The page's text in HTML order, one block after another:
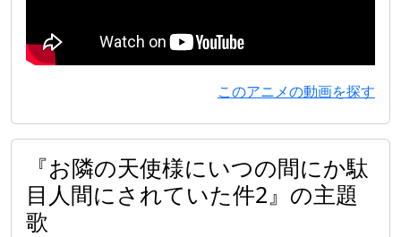
このアニメの動画を探す
『お隣の天使様にいつの間にか駄
目人間にされていた件2』の主題
歌